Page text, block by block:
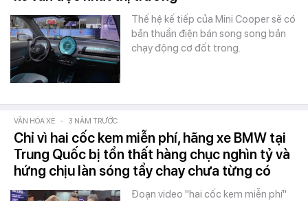
Thế hệ kế tiếp của Mini Cooper sẽ có
bản thuần điện bán song song bản
chạy động cơ đốt trong.
VĂN HÓA XE - 3 NĂM TRƯỚC
Chỉ vì hai cốc kem miễn phí, hãng xe BMW tại
Trung Quốc bị tổn thất hàng chục nghìn tỷ và
hứng chịu làn sóng tẩy chay chưa từng có
Đoạn video "hai cốc kem miễn phí"